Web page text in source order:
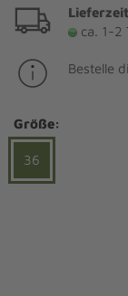
ca. 1-2
Bestelle
Größe:
36